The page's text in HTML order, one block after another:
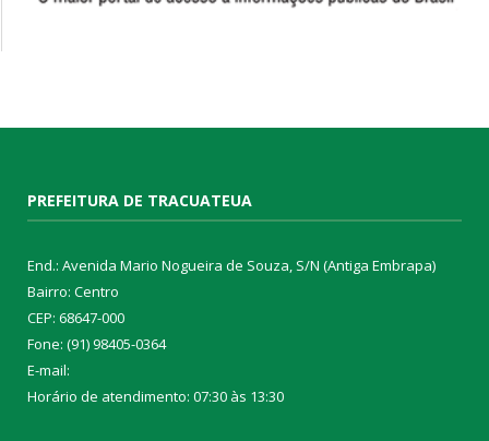
PREFEITURA DE TRACUATEUA
End.: Avenida Mario Nogueira de Souza, S/N (Antiga Embrapa)
Bairro: Centro
CEP: 68647-000
Fone: (91) 98405-0364
E-mail:
Horário de atendimento: 07:30 às 13:30